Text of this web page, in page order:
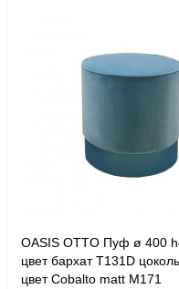
OASIS OTTO Пуф ø 400
цвет бархат T131D
цвет Cobalto matt M171